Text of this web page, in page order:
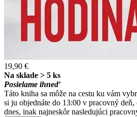
19,90 €
Na sklade > 5 ks
Posielame ihneď
Táto kniha sa môže na cestu ku vám
si ju objednáte do 13:00 v pracovný deň,
dnes, inak najneskôr nasledujúci